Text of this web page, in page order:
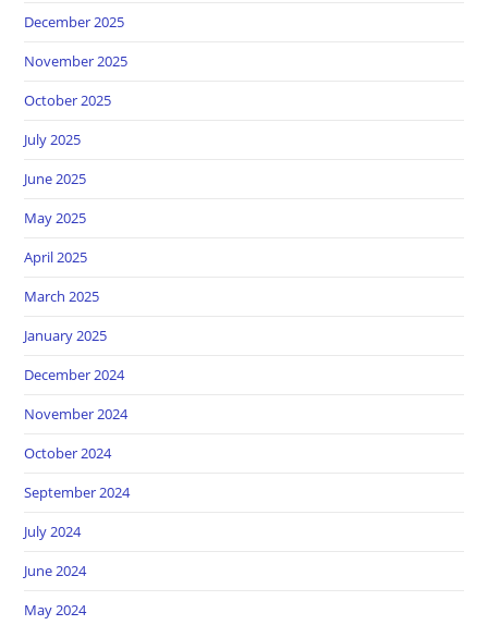
December 2025
November 2025
October 2025
July 2025
June 2025
May 2025
April 2025
March 2025
January 2025
December 2024
November 2024
October 2024
September 2024
July 2024
June 2024
May 2024